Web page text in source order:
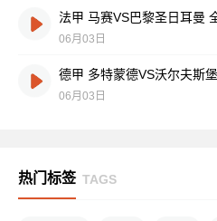
法甲 马赛VS巴黎圣日耳曼
06月03日
德甲 多特蒙德VS沃尔夫斯
06月03日
热门标签 TAGS